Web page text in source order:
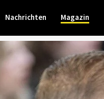
Nachrichten Magazin